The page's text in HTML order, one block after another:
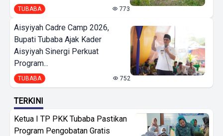
TUBABA 773
Aisyiyah Cadre Camp 2026,
Bupati Tubaba Ajak Kader
Aisyiyah Sinergi Perkuat
Program...
TUBABA 752
TERKINI
Ketua I TP PKK Tubaba Pastikan
Program Pengobatan Gratis